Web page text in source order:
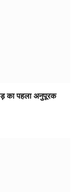
का पहला अनुपूरक